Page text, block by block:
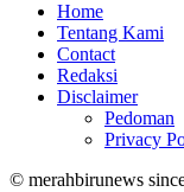
Home
Tentang Kami
Contact
Redaksi
Disclaimer
Pedoman
Privacy
© merahbirunews